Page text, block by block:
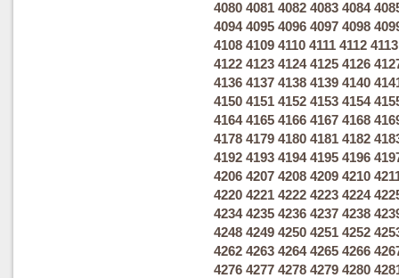
4080 4081 4082 4083 4084
4094 4095 4096 4097 4098
4108 4109 4110 4111 4112 4113
4122 4123 4124 4125 4126
4136 4137 4138 4139 4140
4150 4151 4152 4153 4154
4164 4165 4166 4167 4168
4178 4179 4180 4181 4182
4192 4193 4194 4195 4196
4206 4207 4208 4209 4210
4220 4221 4222 4223 4224
4234 4235 4236 4237 4238
4248 4249 4250 4251 4252
4262 4263 4264 4265 4266
4276 4277 4278 4279 4280